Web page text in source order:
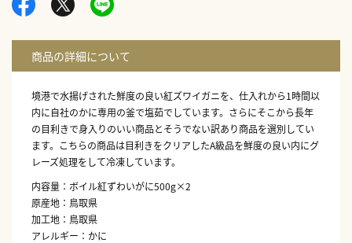
境港で水揚げされた鮮度の良い紅ズワイガニを、仕入れから1時間以
内に自社のかに専用の釜で塩茹でしています。さらにそこから長年
の目利きで身入りのいい商品とそうでない訳あり商品を選別してい
ます。こちらの商品は目利きをクリアしたA級品を鮮度の良い内にグ
レーズ処理をして冷凍しています。
内容量：ボイル紅ずわいがに500g×2
原産地：鳥取県
加工地：鳥取県
アレルギー：かに